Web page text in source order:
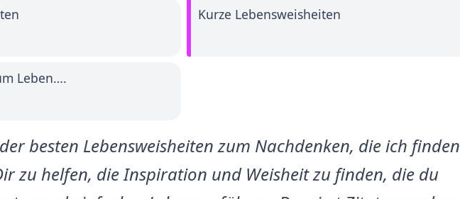
Kurze Lebensweisheiten
Leben….
besten Lebensweisheiten zum Nachdenken, die ich finden
zu helfen, die Inspiration und Weisheit zu finden, die du